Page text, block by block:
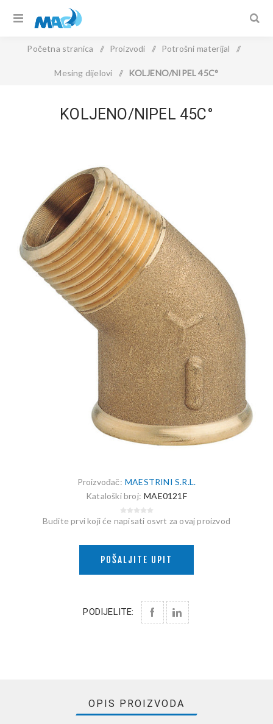
Početna stranica / Proizvodi / Potrošni materijal /
Mesing dijelovi / KOLJENO/NIPEL 45C°
KOLJENO/NIPEL 45C°
Proizvođač: MAESTRINI S.R.L.
Kataloški broj: MAE0121F
Budite prvi koji će napisati osvrt za ovaj proizvod
POŠALJITE UPIT
PODIJELITE:
OPIS PROIZVODA